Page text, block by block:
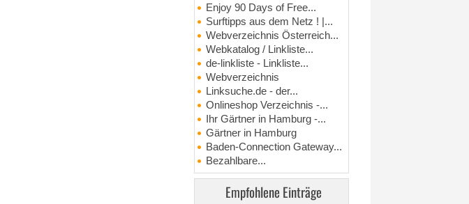
Enjoy 90 Days of Free...
Surftipps aus dem Netz ! |...
Webverzeichnis Österreich...
Webkatalog / Linkliste...
de-linkliste - Linkliste...
Webverzeichnis
Linksuche.de - der...
Onlineshop Verzeichnis -...
Ihr Gärtner in Hamburg -...
Gärtner in Hamburg
Baden-Connection Gateway...
Bezahlbare...
Empfohlene Einträge